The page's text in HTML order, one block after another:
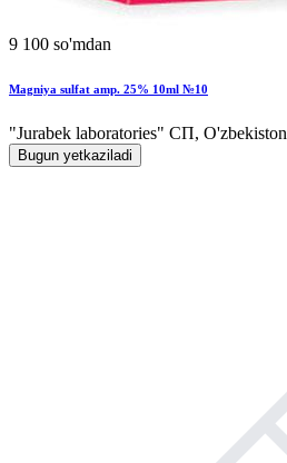
9 100 so'mdan
Magniya sulfat amp. 25% 10ml №10
"Jurabek laboratories" СП, O'zbekiston
Bugun yetkaziladi